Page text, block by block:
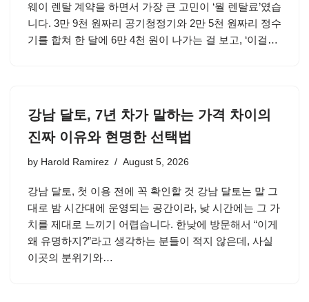
웨이 렌탈 계약을 하면서 가장 큰 고민이 ‘월 렌탈료’였습
니다. 3만 9천 원짜리 공기청정기와 2만 5천 원짜리 정수
기를 합쳐 한 달에 6만 4천 원이 나가는 걸 보고, ‘이걸…
강남 달토, 7년 차가 말하는 가격 차이의
진짜 이유와 현명한 선택법
by Harold Ramirez August 5, 2026
강남 달토, 첫 이용 전에 꼭 확인할 것 강남 달토는 말 그
대로 밤 시간대에 운영되는 공간이라, 낮 시간에는 그 가
치를 제대로 느끼기 어렵습니다. 한낮에 방문해서 “이게
왜 유명하지?”라고 생각하는 분들이 적지 않은데, 사실
이곳의 분위기와…